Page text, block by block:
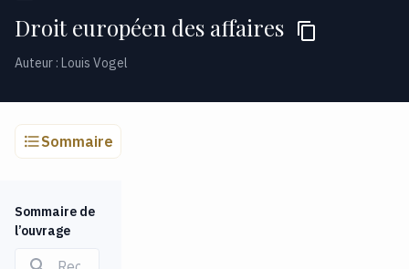
Droit européen des affaires
Auteur : Louis Vogel
Sommaire
Sommaire de
l’ouvrage